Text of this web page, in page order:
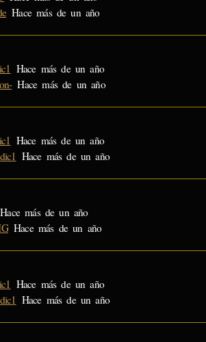
Hace más de un año
Hace más de un año
Hace más de un año
Hace más de un año
Hace más de un año
Hace más de un año
Hace más de un año
Hace más de un año
Hace más de un año